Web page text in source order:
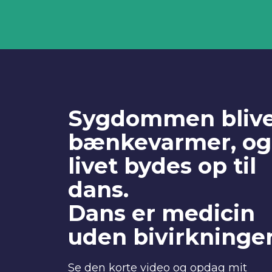
Sygdommen
bænkevarmer, og
livet bydes op til
dans.
Dans er medicin
uden
Se den korte video og opdag mit